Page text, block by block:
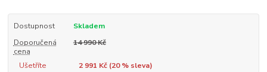
Dostupnost
Skladem
Doporučená
cena
14 990 Kč
Ušetříte 2 991 Kč (20% sleva)